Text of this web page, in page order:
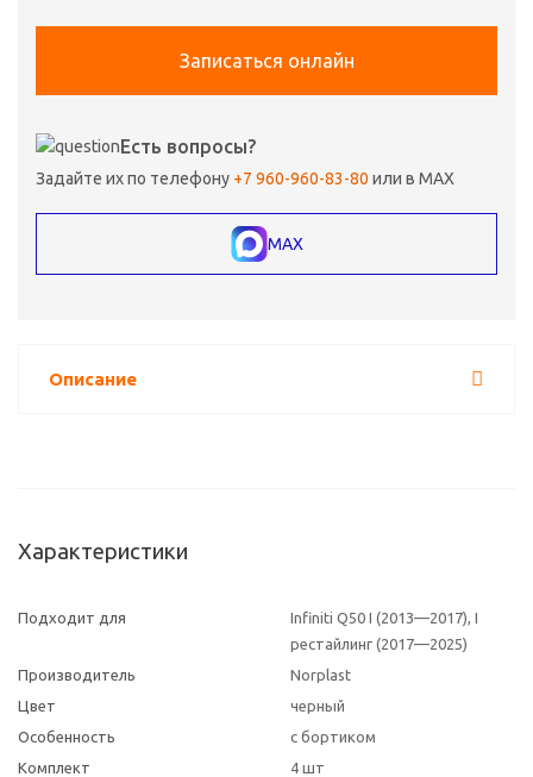
Записаться онлайн
Есть вопросы?
Задайте их по телефону +7 960-960-83-80 или в MAX
MAX
Описание
Характеристики
Подходит для
Infiniti Q50 I (2013—2017), I
рестайлинг (2017—2025)
Производитель
Norplast
Цвет
черный
Особенность
с бортиком
Комплект
4 шт